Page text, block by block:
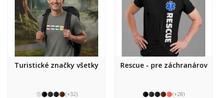
Turistické značky všetky
(+32)
Rescue - pre záchranárov
(+28)